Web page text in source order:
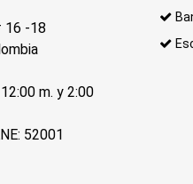
16 -18
m. y 2:00
52001